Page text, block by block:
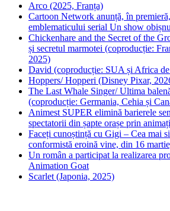
Arco (2025, Franța)
Cartoon Network anunță, în
emblematicului serial Un show
Chickenhare and the Secret of the
și secretul marmotei (coproducție:
2025)
David (coproducție: SUA și Africa
Hoppers/ Hopperi (Disney Pixar,
The Last Whale Singer/ Ultima
(coproducție: Germania, Cehia și
Animest SUPER elimină barierele
spectatorii din șapte orașe prin
Faceți cunoștință cu Gigi – Cea mai
conformistă eroină vine, din 16
Un român a participat la realizarea
Animation Goat
Scarlet (Japonia, 2025)